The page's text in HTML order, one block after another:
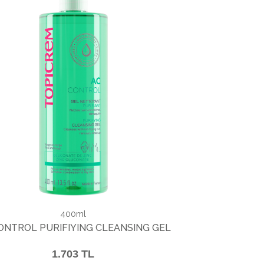
400ml
PURIFIYING CLEANSING GEL
1.703 TL